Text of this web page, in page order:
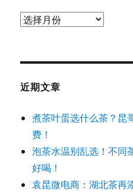
归
近期文章
煮茶叶蛋选什么茶？昆
费！
泡茶水温别乱选！不同
好喝！
袁昆微电商：湖北茶再